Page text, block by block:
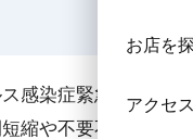
お店を
アクセ
感染症緊急事態
縮や不要不急の